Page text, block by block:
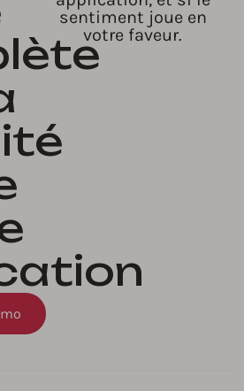
sentiment joue en
votre faveur.